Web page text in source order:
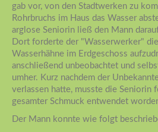
gab vor, von den Stadtwerken zu
Rohrbruchs im Haus das Wasser
arglose Seniorin ließ den Mann
Dort forderte der "Wasserwerker"
Wasserhähne im Erdgeschoss
anschließend unbeobachtet und
umher. Kurz nachdem der
verlassen hatte, musste die Seniorin
gesamter Schmuck entwendet
Der Mann konnte wie folgt